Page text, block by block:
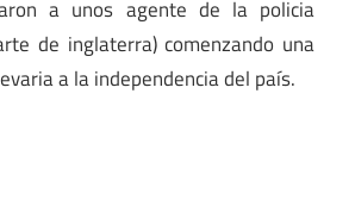
a unos agente de la policia
de inglaterra) comenzando una
a la independencia del país.